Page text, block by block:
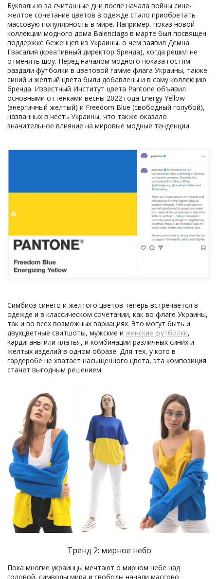
Буквально за считанные дни после начала войны сине-
желтое сочетание цветов в одежде стало приобретать
массовую популярность в мире. Например, показ новой
коллекции модного дома Balenciaga в марте был посвящен
поддержке беженцев из Украины, о чем заявил Демна
Гвасалия (креативный директор бренда), когда решил не
отменять шоу. Перед началом модного показа гостям
раздали футболки в цветовой гамме флага Украины, также
синий и желтый цвета были добавлены и в саму коллекцию
бренда. Известный Институт цвета Pantone объявил
основными оттенками весны 2022 года Energy Yellow
(энергичный желтый) и Freedom Blue (свободный голубой),
названных в честь Украины, что также оказало
значительное влияние на мировые модные тенденции.
Симбиоз синего и желтого цветов теперь встречается в
одежде и в классическом сочетании, как во флаге Украины,
так и во всех возможных вариациях. Это могут быть и
двухцветные свитшоты, мужские и женские футболки,
кардиганы или платья, и комбинации различных синих и
желтых изделий в одном образе. Для тех, у кого в
гардеробе не хватает насыщенного цвета, эта композиция
станет выгодным решением.
Тренд 2: мирное небо
Пока многие украинцы мечтают о мирном небе над
головой, символы мира и свободы начали массово